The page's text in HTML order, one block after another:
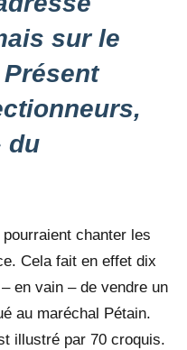
sur le
du
chanter les
Cela fait en effet dix
en vain – de vendre un
au maréchal Pétain.
illustré par 70 croquis.